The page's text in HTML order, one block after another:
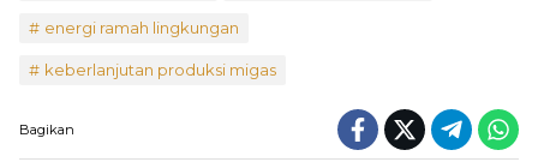
energi ramah lingkungan
keberlanjutan produksi migas
Bagikan